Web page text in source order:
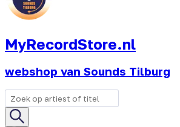
MyRecordStore.nl
webshop van Sounds Tilburg